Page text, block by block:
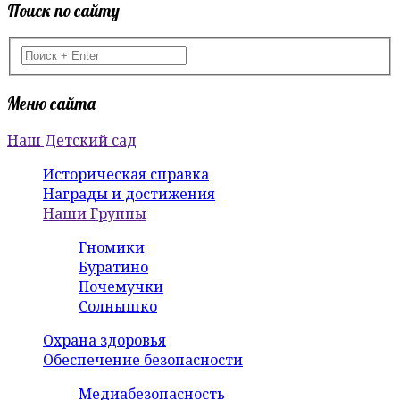
Поиск по сайту
Меню сайта
Наш Детский сад
Историческая справка
Награды и достижения
Наши Группы
Гномики
Буратино
Почемучки
Солнышко
Охрана здоровья
Обеспечение безопасности
Медиабезопасность